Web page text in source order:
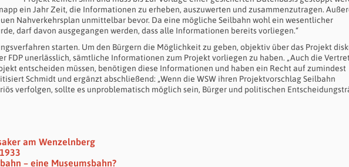
ein Jahr Zeit, die Informationen zu erheben, auszuwerten und zusammenzutragen.
Nahverkehrsplan unmittelbar bevor. Da eine mögliche Seilbahn wohl ein wesentlicher
darf davon ausgegangen werden, dass alle Informationen bereits vorliegen.“
starten. Um den Bürgern die Möglichkeit zu geben, objektiv über das Projekt
FDP unerlässlich, sämtliche Informationen zum Projekt vorliegen zu haben. „Auch die
entscheiden müssen, benötigen diese Informationen und haben ein Recht auf zumindest
Schmidt und ergänzt abschließend: „Wenn die WSW ihren Projektvorschlag Seilbahn
verfolgen, sollte es unproblematisch möglich sein, Bürger und politischen
am Wenzelnberg
– eine Museumsbahn?